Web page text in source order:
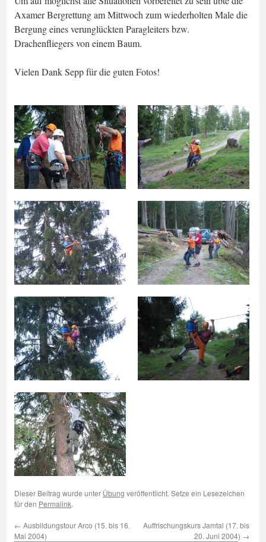
Axamer Bergrettung am Mittwoch zum wiederholten Male die
Bergung eines verunglückten Paragleiters bzw.
Drachenfliegers von einem Baum.
Vielen Dank Sepp für die guten Fotos!
Dieser Beitrag wurde unter Übung veröffentlicht. Setze ein Lesezeichen
für den Permalink.
← Ausbildungstour Arco (15. bis 16.
Mai 2004)
Auffrischungskurs Jamtal (17. bis
20. Juni 2004) →